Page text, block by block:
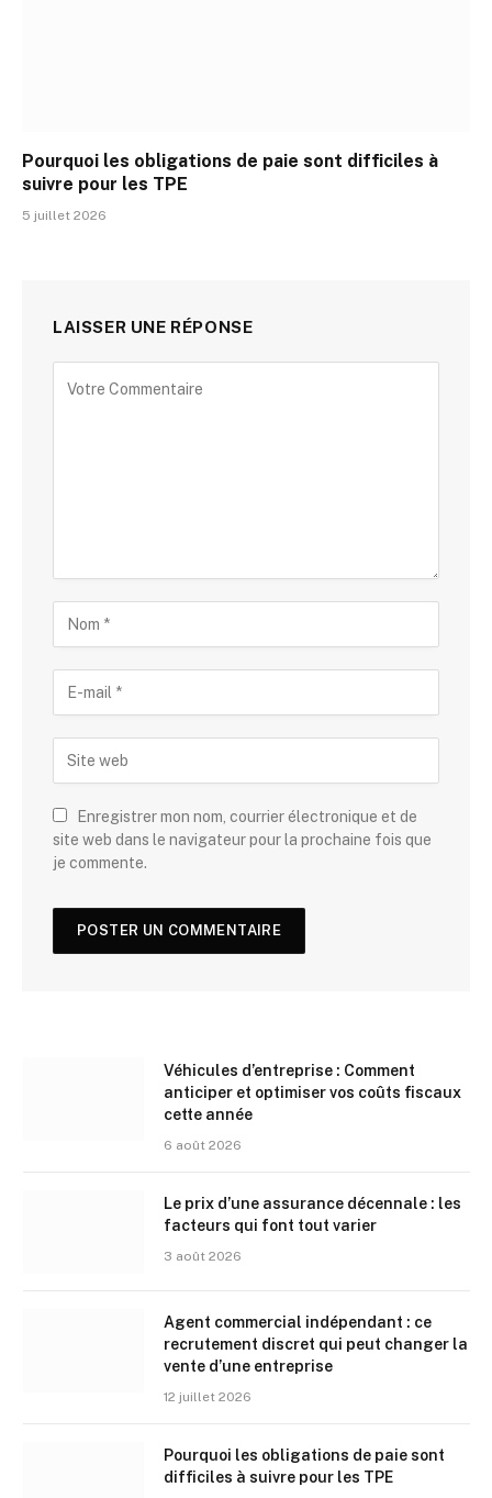
Pourquoi les obligations de paie sont difficiles à
suivre pour les TPE
5 juillet 2026
LAISSER UNE RÉPONSE
Enregistrer mon nom, courrier électronique et de
site web dans le navigateur pour la prochaine fois que
je commente.
Véhicules d’entreprise : Comment
anticiper et optimiser vos coûts fiscaux
cette année
6 août 2026
Le prix d’une assurance décennale : les
facteurs qui font tout varier
3 août 2026
Agent commercial indépendant : ce
recrutement discret qui peut changer la
vente d’une entreprise
12 juillet 2026
Pourquoi les obligations de paie sont
difficiles à suivre pour les TPE